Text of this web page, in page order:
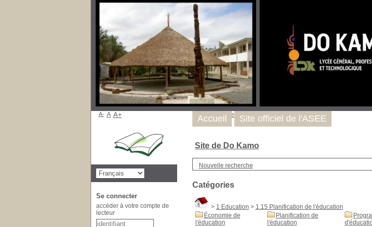
Site de Do Kamo
Nouvelle recherche
Catégories
> 1 Education > 1.15 Planification de l'éducation
Économie de
l'éducation
Planification de
l'éducation
Accueil Site officiel de l'ASEE
Nous trouver
A- A A+
Se connecter
accéder à votre compte de
lecteur